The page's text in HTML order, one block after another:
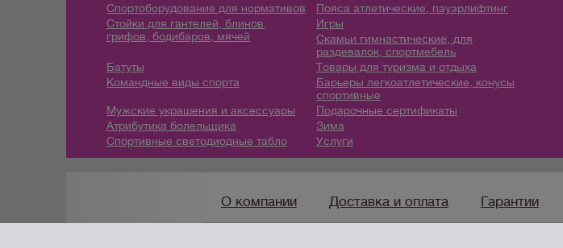
Спортоборудование для нормативов
Пояса атлетические, пауэрлифтинг
Стойки для гантелей, блинов,
грифов, бодибаров, мячей
Игры
Скамьи гимнастические, для
раздевалок, спортмебель
Батуты
Товары для туризма и отдыха
Командные виды спорта
Барьеры легкоатлетические, конусы
спортивные
Мужские украшения и аксессуары
Подарочные сертификаты
Атрибутика болельщика
Зима
Спортивные светодиодные табло
Услуги
О компании Доставка и оплата Гарантии